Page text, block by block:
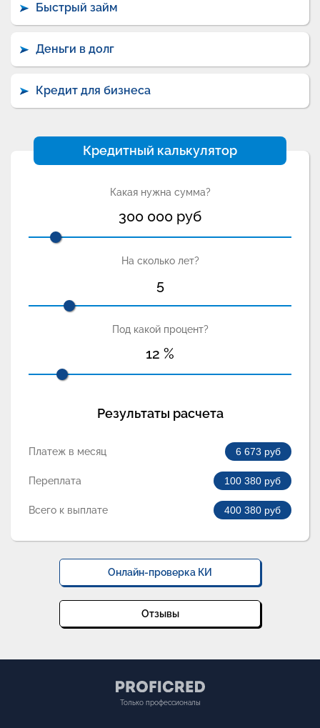
Быстрый займ
Деньги в долг
Кредит для бизнеса
Кредитный калькулятор
Какая нужна сумма?
300 000 руб
На сколько лет?
5
Под какой процент?
12 %
Результаты расчета
Платеж в месяц 6 673 руб
Переплата 100 380 руб
Всего к выплате 400 380 руб
Онлайн-проверка КИ
Отзывы
Только профессионалы